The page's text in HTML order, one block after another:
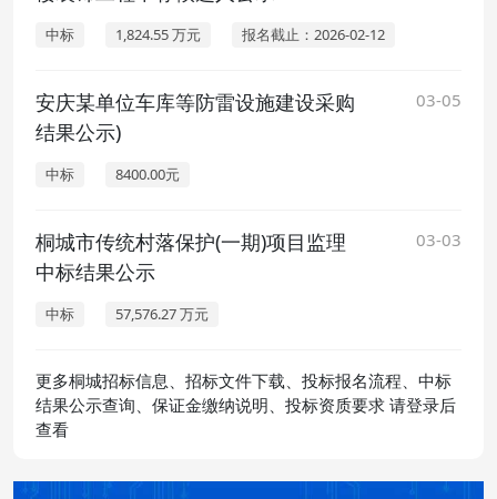
中标 1,824.55 万元 报名截止：2026-02-12
安庆某单位车库等防雷设施建设采购
结果公示)
03-05
中标 8400.00元
桐城市传统村落保护(一期)项目监理
中标结果公示
03-03
中标 57,576.27 万元
更多桐城招标信息、招标文件下载、投标报名流程、中标
结果公示查询、保证金缴纳说明、投标资质要求 请登录后
查看